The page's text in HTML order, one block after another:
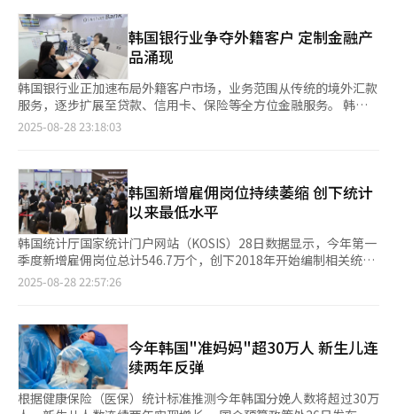
婚姻因素亦不容忽视。未婚或晚婚群体的抑郁情绪明显高于已婚群
体，且结婚时间越晚，情感满足度和生活满意度越低。 研究团队
建议：“教育、就业、独立生活和结婚等人生阶段若停滞，其负面
影响会不断累积。因此，应在青年早期介入，通过政策干预，防止
贫困成为转型障碍。” 具体措施包括设立涵盖金融支持、社会服
务与职业培训的“青年成长账户”，以及推行“参与收入型岗位保
障制”，由政府提供如照护服务、气候变化应对等社会必要岗位，
帮助青年获得稳定就业并实现可持续发展。
个。其中保健与社会福利业岗位（以养老护理员为主）增长迅速，
达到7.8万个；商业设施管理、商业支持及租赁服务业岗位也增长
2.2万个。 同时，今年第一季度岗位消失约219.7万个，较去年增加
2.2万个。其中制造业岗位减少35.7万个，建筑业则减少49.9万
个。岗位消失比例依次为建筑业（22.7%）、制造业（16.3%）和
批发零售业（13.2%）。 高丽大学劳动问题研究所教授金成熙
（音）表示：“建筑业和制造业等主要行业持续疲软，加之青年面
临‘就业难’，导致就业人数持续下降。此外，面向高龄层增设的
政府不仅需出台针对青年就业的对策，也应配套制定中老年群体参
与劳动力市场的综合方案。”
BSI用于衡量企业对下月经济形势的预期，若高于基准值100，表
明企业对经济前景趋于乐观，低于100则相反。自2022年4月
（99.1）以来，该指数持续低于基准线，目前已刷新历史最长低迷
纪录。 分行业来看，制造业BSI为92.6，非制造业为93.8。在制造
业中，非金属材料及制品（66.7）、金属及金属加工制品
（80.8）、纺织服装皮革鞋类（84.6）、木材家具纸制品
（85.7）、石油炼制及化学（92.3）、普通及精密机械设备
（94.7）以及电子及通信设备（94.7）等七个行业预计将持续低
风险，以及建筑业长期不振所引发的原材料需求疲软。其中，“电
子及通信设备”行业（涵盖半导体）的BSI从上月的111.1大幅下跌
16.4点至94.7，主要受美国关税政策不确定性影响。已被加征关税
的“金属及金属加工制品”行业BSI连续三个月低于90；“非金属
材料及制品”行业（包括水泥制造）则连续五个月低于80。 在非
制造业的七大行业中，电力、燃气、自来水及其他能源（73.7）、
建筑（83.7）以及运输仓储（95.5）预计将持续表现低迷。从细分
项目来看，投资（90.6）、内需（91.7）、出口（92.6）、就业
等多项数据均处于低迷状态。库存指数高于100基准线，意味着库
存过剩，同样属于负面信号。 韩经协经济产业本部长李尚镐
（音）表示：“当前经济面临半导体等主要出口产品贸易不确定性
扩大，以及建筑行业低迷导致内需疲软的双重压力。政府与产业界
需携手积极应对国际局势变动，并加强建筑与基础设施领域的投
资，以提振国内经济活力。”
韩国银行业争夺外籍客户 定制金融产
品涌现
韩国银行业正加速布局外籍客户市场，业务范围从传统的境外汇款
服务，逐步扩展至贷款、信用卡、保险等全方位金融服务。 韩亚
银行近日针对居住在韩国的外籍劳动者推出信用贷款产品
介绍，持有特定活动签证（E-7）和就业签证（E-9）的外籍劳动
者最高可申请1000万韩元（约合人民币5万元），贷款期限最长可
达30个月。 该产品可在韩亚银行专为外籍劳动者设立的营业网点
办理。此前，韩亚银行已在首尔、仁川、金浦、光州、金海、大
邱、龙仁、安山、议政府、天安、平泽、抱川等地设立了16家以外
籍客户为服务重点的营业网点，工作日及周日均正常营业。 韩亚
银行相关负责人表示：“为了让在韩外籍劳动者能够享受更便利的
金融服务，此次推出了这款信用贷款产品。未来我们将持续扩大定
入境外国人政策本部的数据，截至去年年底，在韩居留外国人约为
265万人，其中具有就业资格的外籍劳动者达56.7万人。随着在韩
长期居留的外籍劳动者及随行家属人数不断增加，在住房、教育等
方面的资金需求持续增加，相应的金融支持需求也愈发迫切。 值
得关注的是，银行针对外籍客户的业务正在从境外汇款逐步拓展至
贷款、信用卡、保险等更广泛的金融领域。 新韩银行近日与新韩
2025-08-28 23:18:03
韩国新增雇佣岗位持续萎缩 创下统计
以来最低水平
韩国统计厅国家统计门户网站（KOSIS）28日数据显示，今年第一
季度新增雇佣岗位总计546.7万个，创下2018年开始编制相关统计
以来的最低纪录。 从趋势来看，新增雇佣岗位已经连续两年在第
的是，雇佣岗位与就业人数概念不同。如果一人兼任两份以上工
作，则分别计入不同岗位。新增雇佣岗位是指离职、退休等原因出
现的空缺由新雇员工补充，或新设岗位时进行的招聘。今年第一季
度新增雇佣岗位在全部岗位中仅占26.6%，达到统计以来最低。 从
行业来看，制造业新增雇佣比例仅为18.8%，首次跌破20%。制造
2025-08-28 22:57:26
今年韩国"准妈妈"超30万人 新生儿连
续两年反弹
根据健康保险（医保）统计标准推测今年韩国分娩人数将超过30万